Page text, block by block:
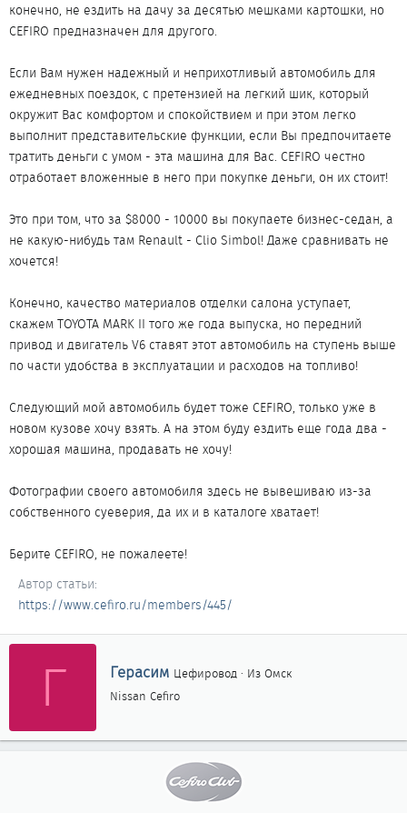
конечно, не ездить на дачу за десятью мешками картошки, но
CEFIRO предназначен для другого.
Если Вам нужен надежный и неприхотливый автомобиль для
ежедневных поездок, с претензией на легкий шик, который
окружит Вас комфортом и спокойствием и при этом легко
выполнит представительские функции, если Вы предпочитаете
тратить деньги с умом - эта машина для Вас. CEFIRO честно
отработает вложенные в него при покупке деньги, он их стоит!
Это при том, что за $8000 - 10000 вы покупаете бизнес-седан, а
не какую-нибудь там Renault - Clio Simbol! Даже сравнивать не
хочется!
Конечно, качество материалов отделки салона уступает,
скажем TOYOTA MARK II того же года выпуска, но передний
привод и двигатель V6 ставят этот автомобиль на ступень выше
по части удобства в эксплуатации и расходов на топливо!
Следующий мой автомобиль будет тоже CEFIRO, только уже в
новом кузове хочу взять. А на этом буду ездить еще года два -
хорошая машина, продавать не хочу!
Фотографии своего автомобиля здесь не вывешиваю из-за
собственного суеверия, да их и в каталоге хватает!
Берите CEFIRO, не пожалеете!
Автор статьи
https://www.cefiro.ru/members/445/
Г
А
т
Герасим Цефировод · Из Омск
Nissan Cefiro